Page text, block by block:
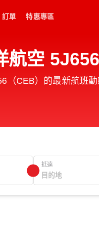
訂單 特惠專區
航空
（CEB）的最新航班動
抵達